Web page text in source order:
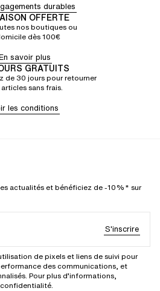
durables
OFFERTE
nos boutiques ou
dès 100€
savoir plus
GRATUITS
de 30 jours pour retourner
sans frais.
les conditions
actualités et bénéficiez de -10%* sur
S'inscrire
de pixels et liens de suivi pour
des communications, et
Pour plus d’informations,